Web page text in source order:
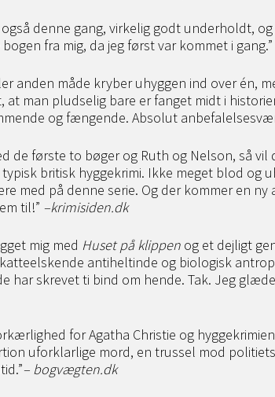
også denne gang, virkelig godt underholdt,
fra mig, da jeg først var kommet i gang.”
anden måde kryber uhyggen ind over én,
at man pludselig bare er fanget midt i
og fængende. Absolut
de første to bøger og Ruth og Nelson, så
britisk hyggekrimi. Ikke meget blod og
med på denne serie. Og der kommer en ny
til!” –krimisiden.dk
mig med Huset på klippen og et dejligt
antiheltinde og biologisk
har skrevet ti bind om hende. Tak. Jeg
for Agatha Christie og
uforklarlige mord, en trussel mod
– bogvægten.dk